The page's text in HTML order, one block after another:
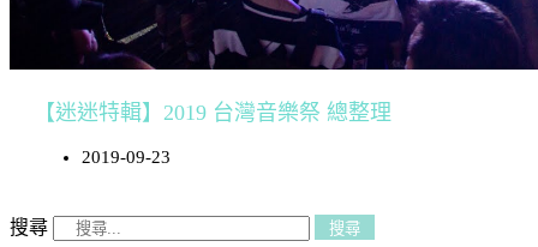
【迷迷特輯】2019 台灣音樂祭 總整理
2019-09-23
搜尋 搜尋